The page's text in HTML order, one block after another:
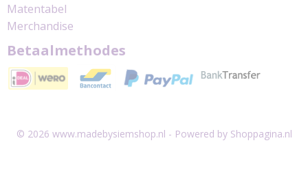
Matentabel
Merchandise
Betaalmethodes
© 2026 www.madebysiemshop.nl - Powered by Shoppagina.nl